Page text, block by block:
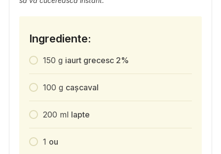
Ingrediente:
150 g iaurt grecesc 2%
100 g cașcaval
200 ml lapte
1 ou